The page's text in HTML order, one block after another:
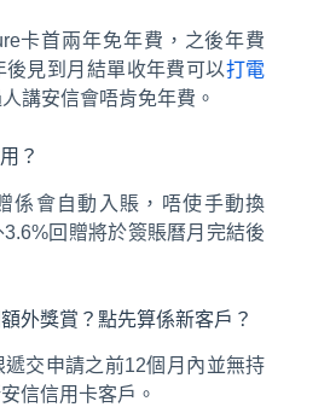
卡首兩年免年費，之後年費
見到月結單收年費可以打電
講安信會唔肯免年費。
？
係會自動入賬，唔使手動換
回贈將於簽賬曆月完結後
外獎賞？點先算係新客戶？
交申請之前12個月內並無持
信信用卡客戶。